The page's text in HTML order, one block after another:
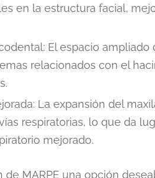
en la estructura facial,
El espacio
relacionados con el
La expansión del
respiratorias, lo que da
mejorado.
de MARPE una opción